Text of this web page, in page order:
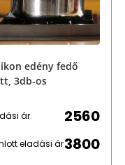
edény fedő
3db-os
ár 2560
eladási ár3800